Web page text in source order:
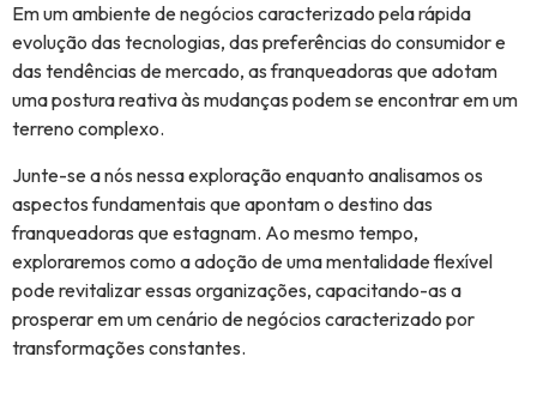
Em um ambiente de negócios caracterizado pela rápida
evolução das tecnologias, das preferências do consumidor e
das tendências de mercado, as franqueadoras que adotam
uma postura reativa às mudanças podem se encontrar em um
terreno complexo.
Junte-se a nós nessa exploração enquanto analisamos os
aspectos fundamentais que apontam o destino das
franqueadoras que estagnam. Ao mesmo tempo,
exploraremos como a adoção de uma mentalidade flexível
pode revitalizar essas organizações, capacitando-as a
prosperar em um cenário de negócios caracterizado por
transformações constantes.